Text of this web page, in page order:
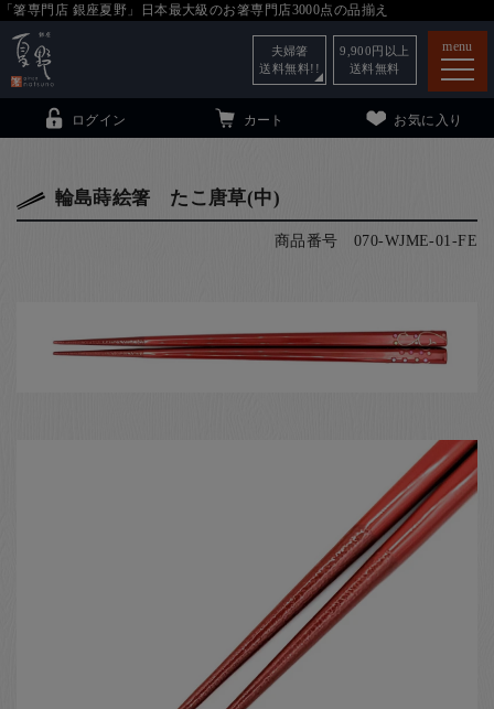
「箸専門店 銀座夏野」日本最大級のお箸専門店3000点の品揃え
menu
銀座夏野・箸長について
ログイン カート お気に入り
夫婦箸
送料無料!!
9,900 円以上
送料無料
輪島蒔絵箸 たこ唐草(中)
商品番号 070-WJME-01-FE